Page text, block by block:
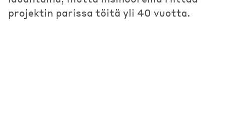
projektin parissa töitä yli 40 vuotta.